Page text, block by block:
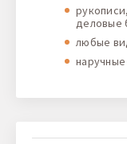
деловые
любые